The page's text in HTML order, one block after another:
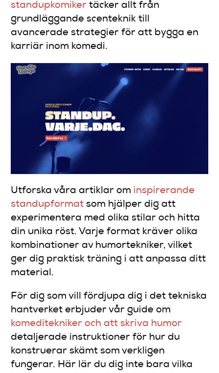
standupkomiker täcker allt från
grundläggande scenteknik till
avancerade strategier för att bygga en
karriär inom komedi.
Utforska våra artiklar om inspirerande
standupformat som hjälper dig att
experimentera med olika stilar och hitta
din unika röst. Varje format kräver olika
kombinationer av humortekniker, vilket
ger dig praktisk träning i att anpassa ditt
material.
För dig som vill fördjupa dig i det tekniska
hantverket erbjuder vår guide om
komeditekniker och att skriva humor
detaljerade instruktioner för hur du
konstruerar skämt som verkligen
fungerar. Här lär du dig inte bara vilka